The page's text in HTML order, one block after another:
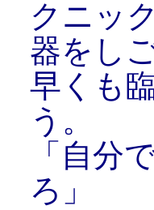
クニッ
器をし
早くも
う。
「自分
ろ」